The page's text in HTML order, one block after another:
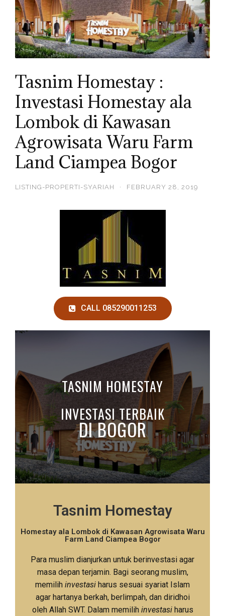
Tasnim Homestay :
Investasi Homestay ala
Lombok di Kawasan
Agrowisata Waru Farm
Land Ciampea Bogor
LISTING-PROPERTI-SYARIAH · FEBRUARY 28, 2019
CALL 085290011253
TASNIM HOMESTAY
INVESTASI TERBAIK
DI BOGOR
Tasnim Homestay
Homestay ala Lombok di Kawasan Agrowisata Waru
Farm Land Ciampea Bogor
Para muslim dianjurkan untuk berinvestasi agar
masa depan terjamin. Bagi seorang muslim,
memilih investasi harus sesuai syariat Islam
agar hartanya berkah, berlimpah, dan diridhoi
oleh Allah SWT. Dalam memilih investasiharus